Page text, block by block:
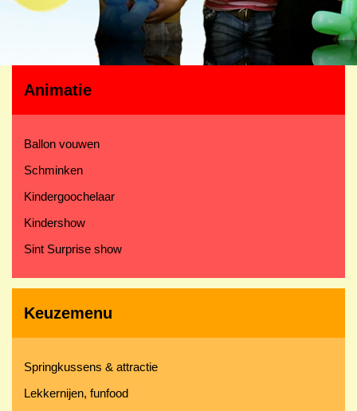
Animatie
Ballon vouwen
Schminken
Kindergoochelaar
Kindershow
Sint Surprise show
Keuzemenu
Springkussens & attractie
Lekkernijen, funfood